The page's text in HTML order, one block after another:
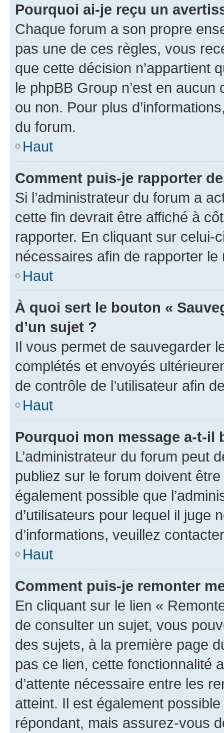
Pourquoi ai-je reçu un
Chaque forum a son propre
pas une de ces règles, vous
que cette décision n’appartient
le phpBB Group n’est en
ou non. Pour plus
du forum.
Haut
Comment puis-je rapporter
Si l’administrateur du forum a
cette fin devrait être affiché à
rapporter. En cliquant sur
nécessaires afin de rapporter le
Haut
À quoi sert le bouton «
d’un sujet ?
Il vous permet de sauvegarder
complétés et envoyés
de contrôle de l’utilisateur afin
Haut
Pourquoi mon message a-t-il
L’administrateur du forum peut
publiez sur le forum doivent
également possible que
d’utilisateurs pour lequel il juge
d’informations, veuillez
Haut
Comment puis-je remonter
En cliquant sur le lien «
de consulter un sujet, vous
des sujets, à la première page
pas ce lien, cette fonctionnalité
d’attente nécessaire entre les
atteint. Il est également
répondant, mais assurez-vous